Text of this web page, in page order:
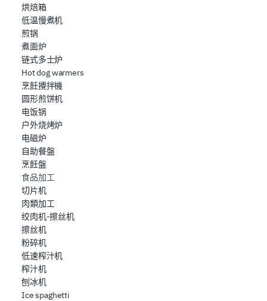
Utilizziamo i cookie per garantire che l’utente possa
usufruire del servizio richiesto, per personalizzare
contenuti ed annunci, per fornire funzionalità dei social
media e per analizzare il nostro traffico. Condividiamo
inoltre informazioni sul modo in cui l’utente utilizza il
nostro sito con i nostri partner che si occupano di analisi
dei dati web, pubblicità e social media, i quali potrebbero
combinarle con altre informazioni che ha fornito loro o
che hanno raccolto dal suo utilizzo dei loro servizi.
烘焙箱
低温慢煮机
煎锅
煮面炉
链式多士炉
Hot dog warmers
烹飪攪拌機
圆形煎饼机
电饭锅
户外烧烤炉
电磁炉
自助餐盤
烹飪盤
食品加工
切片机
肉類加工
绞肉机-擦丝机
擦丝机
粉碎机
低速榨汁机
榨汁机
刨冰机
Ice spaghetti